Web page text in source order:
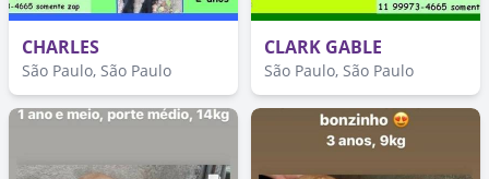
CHARLES
São Paulo, São Paulo
CLARK GABLE
São Paulo, São Paulo